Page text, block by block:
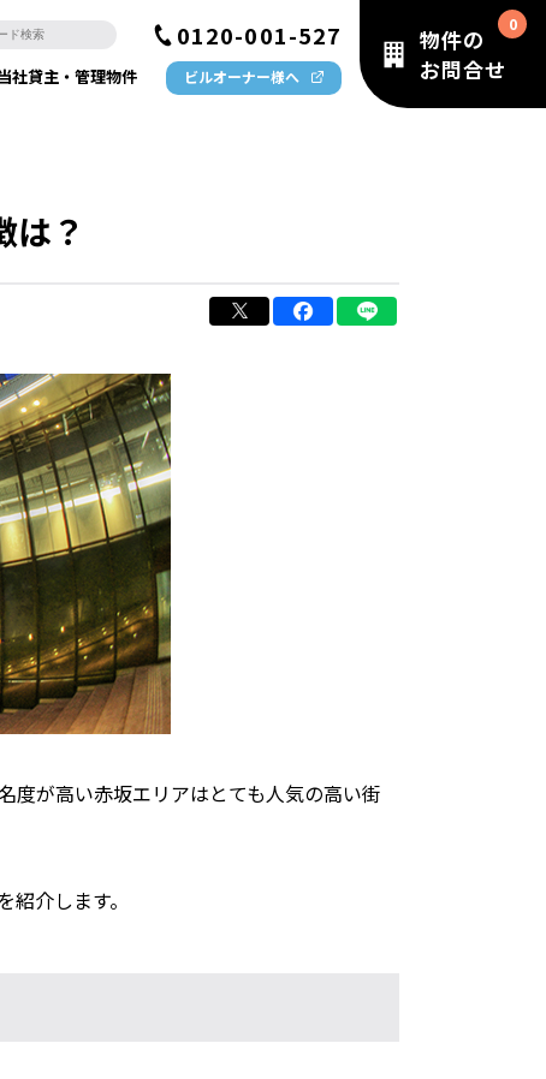
0120-001-527
社貸主・管理物件 ビルオーナー様へ
物件の
お問合せ
は？
度が高い赤坂エリアはとても人気の高い街
介します。